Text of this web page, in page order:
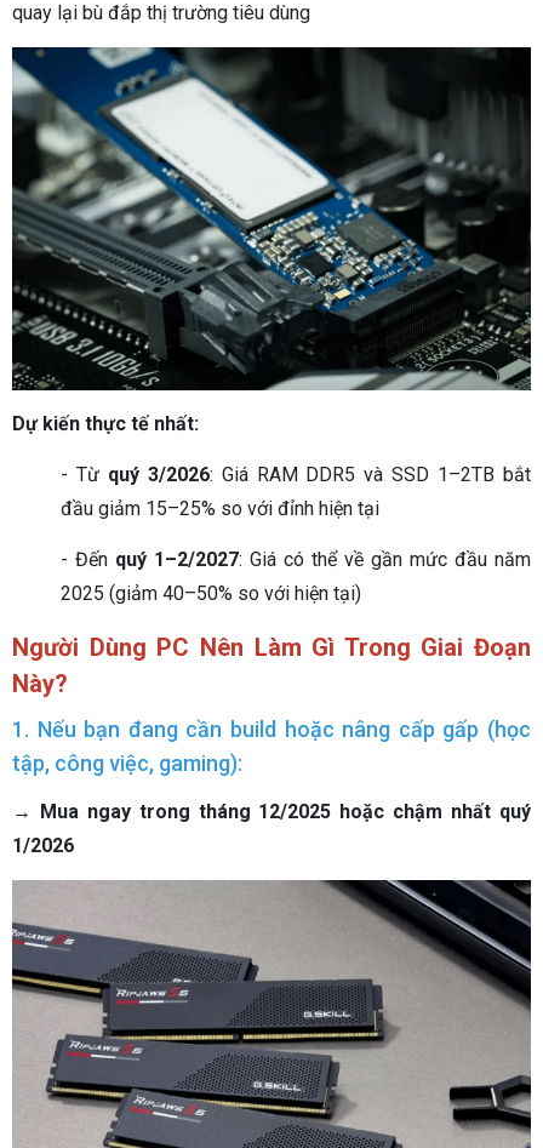
quay lại bù đắp thị trường tiêu dùng
Dự kiến thực tế nhất:
- Từ quý 3/2026: Giá RAM DDR5 và SSD 1–2TB bắt
đầu giảm 15–25% so với đỉnh hiện tại
- Đến quý 1–2/2027: Giá có thể về gần mức đầu năm
2025 (giảm 40–50% so với hiện tại)
Người Dùng PC Nên Làm Gì Trong Giai Đoạn
Này?
1. Nếu bạn đang cần build hoặc nâng cấp gấp (học
tập, công việc, gaming):
→ Mua ngay trong tháng 12/2025 hoặc chậm nhất quý
1/2026